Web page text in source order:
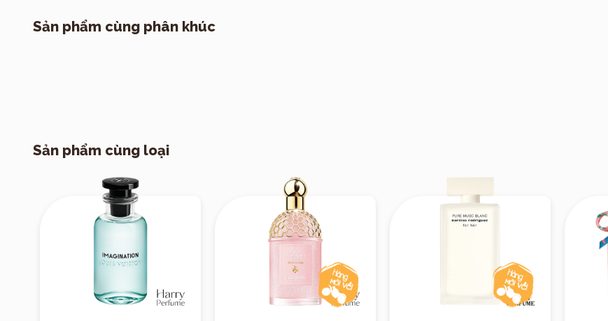
Cousin Floraphù hợp với: Những cô gái yêu thích
sự tươi trẻ,
nhưng vẫn có chiều sâu
. Người theo đuổi phong cách
trong
nhưng vẫn muốn tạo dấu ấn riêng. Hoàn hảo cho ban ngày,
các buổi dạo phố mùa xuân – hè
Độ lưu hương và tỏa hương
Sản phẩm cùng phân khúc
Sản phẩm cùng loại